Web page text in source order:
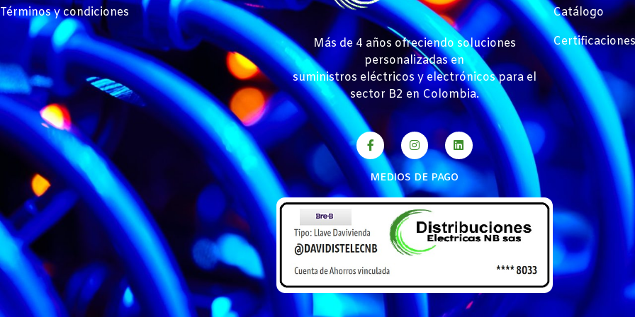
Términos y condiciones
Más de 4 años ofreciendo soluciones
personalizadas en
suministros eléctricos y electrónicos para el
sector B2 en Colombia.
MEDIOS DE PAGO
Catálogo
Certificaciones